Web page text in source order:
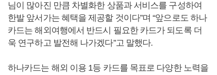
님이 많아진 만큼 차별화한 상품과 서비스를 구성하여
한발 앞서가는 혜택을 제공할 것이다”며 “앞으로도 하나
카드는 해외여행에서 반드시 필요한 카드가 되도록 더
욱 연구하고 발전해 나가겠다”고 말했다.
하나카드는 해외 이용 1등 카드를 목표로 다양한 노력을